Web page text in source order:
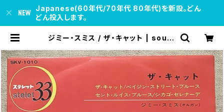
Japanese(60年代/70年代 80年代)を新設。どん
どん投入します。
ジミー・スミス / ザ・キャット | soul r